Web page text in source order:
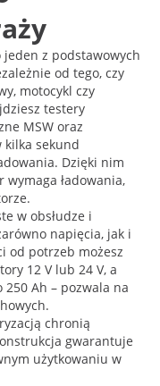
z podstawowych
od tego, czy
motocykl czy
testery
MSW oraz
kilka sekund
Dzięki nim
wymaga ładowania,
w obsłudze i
napięcia, jak i
od potrzeb możesz
12 V lub 24 V, a
Ah – pozwala na
chronią
gwarantuje
użytkowaniu w